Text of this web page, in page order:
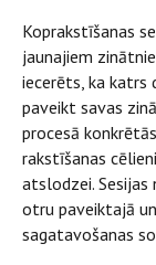
Koprakstīšanas
jaunajiem
iecerēts, ka katrs
paveikt savas
procesā
rakstīšanas
atslodzei.
otru paveiktajā
sagatavošanas